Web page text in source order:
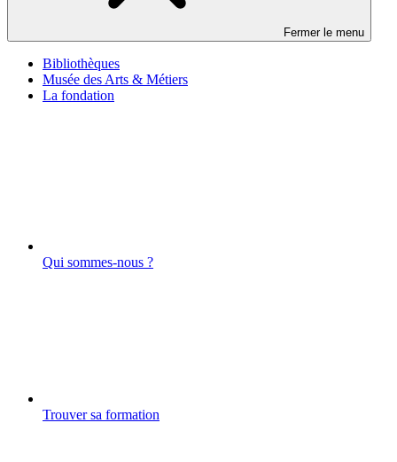
Fermer le menu
Bibliothèques
Musée des Arts & Métiers
La fondation
Qui sommes-nous ?
Trouver sa formation